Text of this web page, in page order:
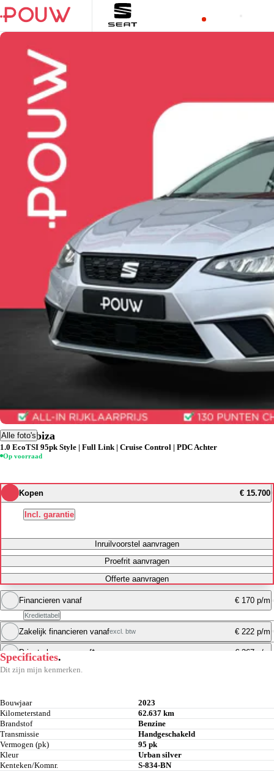
Alle foto's
SEAT Ibiza
1.0 EcoTSI 95pk Style | Full Link | Cruise Control | PDC Achter
Op voorraad
Kopen € 15.700
Incl. garantie
Inruilvoorstel aanvragen
Proefrit aanvragen
Offerte aanvragen
Financieren vanaf € 170 p/m
Krediettabel
Maandbedrag berekenen
Zakelijk financieren vanafexcl. btw € 222 p/m
Private leasen vanaf* € 367 p/m
Specificaties.
Dit zijn mijn kenmerken.
Bouwjaar
2023
Kilometerstand
62.637 km
Brandstof
Benzine
Transmissie
Handgeschakeld
Vermogen (pk)
95 pk
Kleur
Urban silver
Kenteken/Komnr.
S-834-BN